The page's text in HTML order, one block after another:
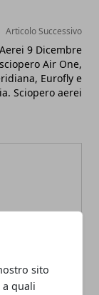
sito
quali
Articolo Successivo
9 Dicembre
Air One,
Eurofly e
Sciopero aerei